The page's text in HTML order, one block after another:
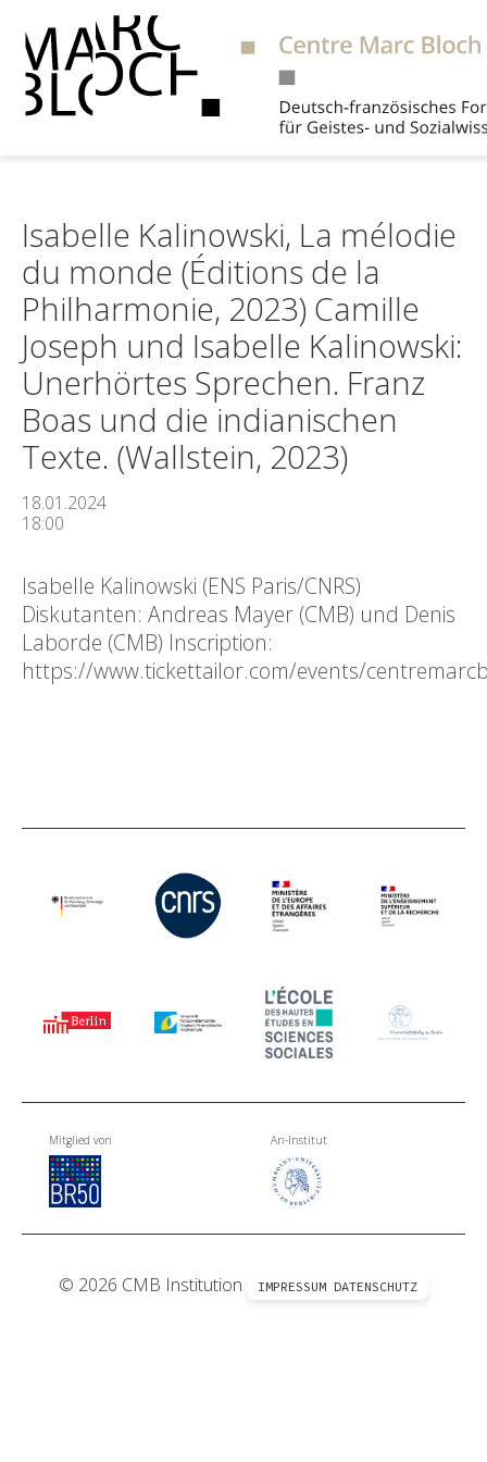
Isabelle Kalinowski, La mélodie
du monde (Éditions de la
Philharmonie, 2023) Camille
Joseph und Isabelle Kalinowski:
Unerhörtes Sprechen. Franz
Boas und die indianischen
Texte. (Wallstein, 2023)
18.01.2024
18:00
Isabelle Kalinowski (ENS Paris/CNRS)
Diskutanten: Andreas Mayer (CMB) und Denis
Laborde (CMB) Inscription:
https://www.tickettailor.com/events/
Mitglied von An-Institut
© 2026 CMB Institution IMPRESSUM DATENSCHUTZ